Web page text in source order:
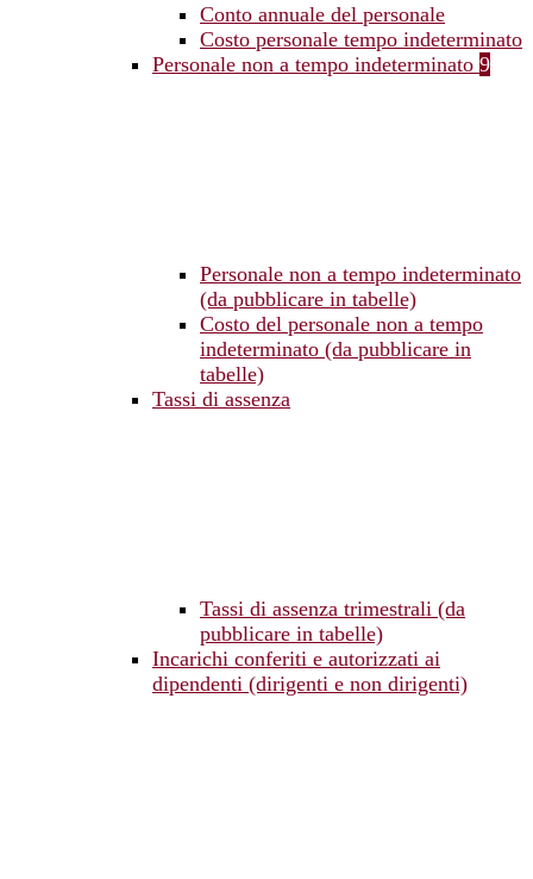
Conto annuale del personale
Costo personale tempo indeterminato
Personale non a tempo indeterminato 9
Personale non a tempo indeterminato
(da pubblicare in tabelle)
Costo del personale non a tempo
indeterminato (da pubblicare in
tabelle)
Tassi di assenza
Tassi di assenza trimestrali (da
pubblicare in tabelle)
Incarichi conferiti e autorizzati ai
dipendenti (dirigenti e non dirigenti)